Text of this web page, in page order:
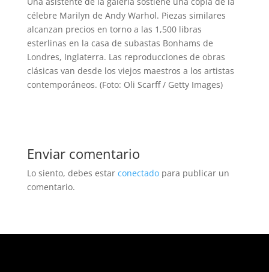
célebre Marilyn de Andy Warhol. Piezas similares
alcanzan precios en torno a las 1,500 libras
esterlinas en la casa de subastas Bonhams de
Londres, Inglaterra. Las reproducciones de obras
clásicas van desde los viejos maestros a los artistas
contemporáneos. (Foto: Oli Scarff / Getty Images)
Enviar comentario
Lo siento, debes estar conectadopara publicar un
comentario.